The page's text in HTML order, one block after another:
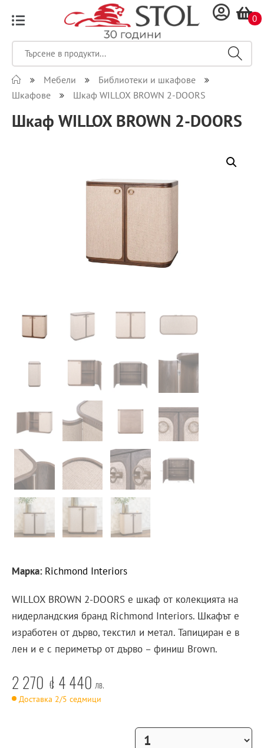
0
Мебели
Библиотеки и шкафове
Шкафове
Шкаф WILLOX BROWN 2-DOORS
Шкаф WILLOX BROWN 2-DOORS
Марка: Richmond Interiors
WILLOX BROWN 2-DOORS е шкаф от колекцията на
нидерландския бранд Richmond Interiors. Шкафът е
изработен от дърво, текстил и метал. Тапициран е в
лен и е с периметър от дърво – финиш Brown.
2 270 € 4 440 лв.
Доставка 2/5 седмици